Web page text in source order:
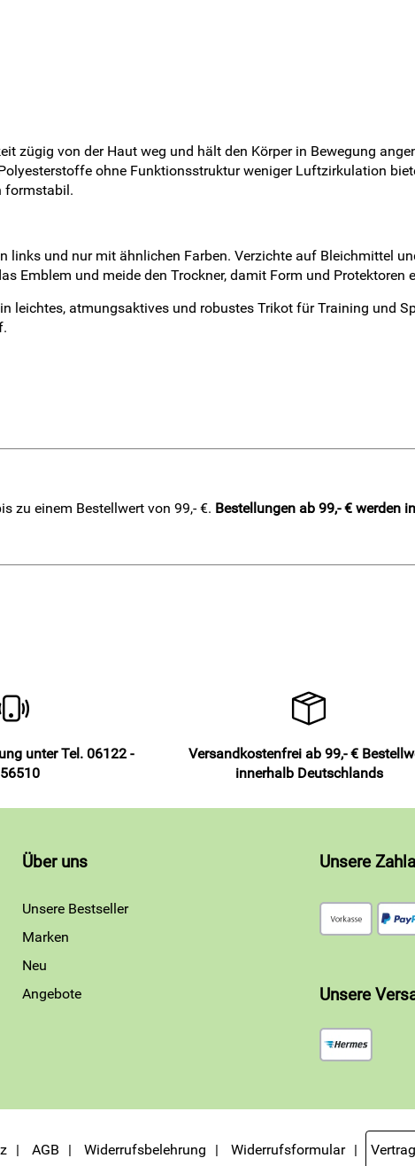
zügig von der Haut weg und hält den Körper in Bewegung
ohne Funktionsstruktur weniger Luftzirkulation
formstabil.
links und nur mit ähnlichen Farben. Verzichte auf Bleichmittel
Emblem und meide den Trockner, damit Form und Protektoren
leichtes, atmungsaktives und robustes Trikot für Training und
zu einem Bestellwert von 99,- €. Bestellungen ab 99,- € werden
unter Tel. 06122 -
Versandkostenfrei ab 99,- €
innerhalb Deutschlands
Über uns
Unsere Bestseller
Marken
Neu
Angebote
Unsere
Unsere
AGB Widerrufsbelehrung Widerrufsformular